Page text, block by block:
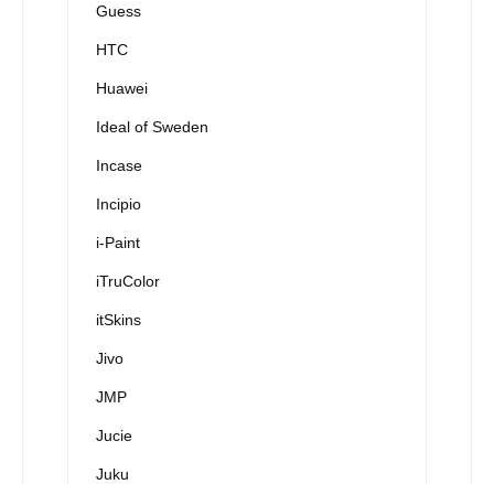
Guess
HTC
Huawei
Ideal of Sweden
Incase
Incipio
i-Paint
iTruColor
itSkins
Jivo
JMP
Jucie
Juku